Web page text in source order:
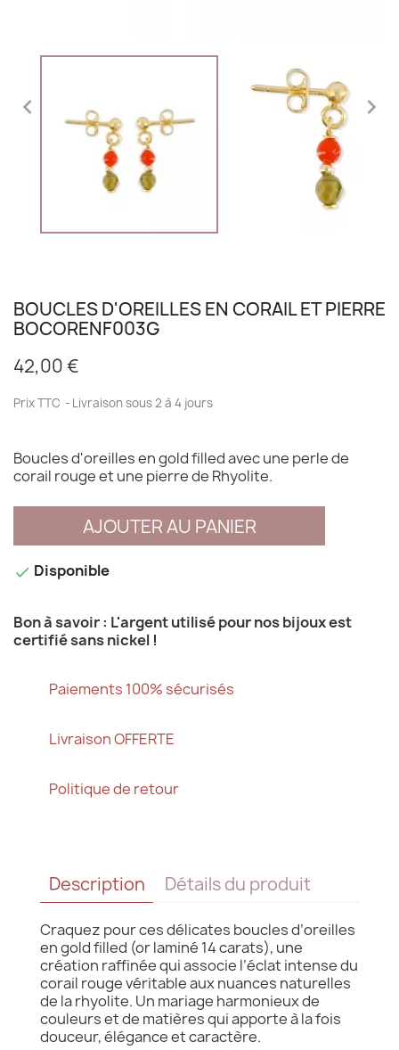
 
BOUCLES D'OREILLES EN CORAIL ET PIERRE
BOCORENF003G
42,00 €
Prix TTC Livraison sous 2 à 4 jours
Boucles d'oreilles en gold filled avec une perle de
corail rouge et une pierre de Rhyolite.
AJOUTER AU PANIER
 Disponible
Bon à savoir : L'argent utilisé pour nos bijoux est
certifié sans nickel !
Paiements 100% sécurisés
Livraison OFFERTE
Politique de retour
Description Détails du produit
Craquez pour ces délicates boucles d’oreilles
en gold filled (or laminé 14 carats), une
création raffinée qui associe l’éclat intense du
corail rouge véritable aux nuances naturelles
de la rhyolite. Un mariage harmonieux de
couleurs et de matières qui apporte à la fois
douceur, élégance et caractère.